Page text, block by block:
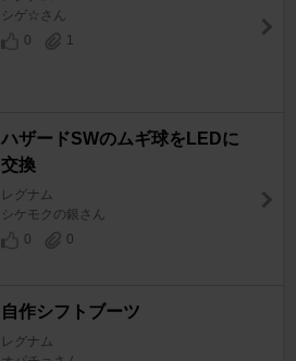
シゲ☆さん
0
1
ハザードSWのムギ球をLEDに
交換
レグナム
シケモクの銀さん
0
0
自作シフトブーツ
レグナム